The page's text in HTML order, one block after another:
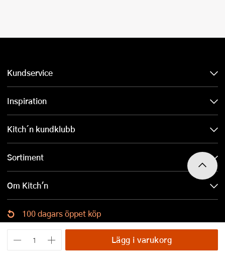
Lägg i varukorg
Kundservice
Inspiration
Kitch´n kundklubb
Sortiment
Om Kitch'n
100 dagars öppet köp
Ladda ned Kitch´n-appen